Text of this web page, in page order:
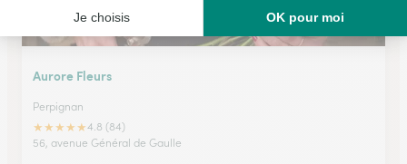
Aurore Fleurs
Perpignan
★★★★★4.8 (84)
56, avenue Général de Gaulle